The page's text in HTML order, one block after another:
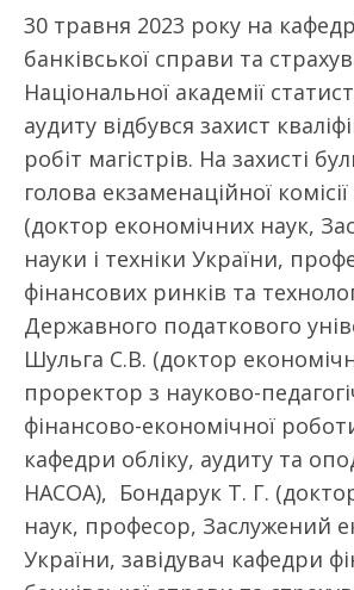
30 травня 2023 року на
банківської справи та
Національної академії
аудиту відбувся захист
робіт магістрів. На захисті
голова екзаменаційної
(доктор економічних наук,
науки і техніки України,
фінансових ринків та
Державного податкового
Шульга С.В. (доктор
проректор з науково-
фінансово-економічної
кафедри обліку, аудиту та
НАСОА), Бондарук Т. Г.
наук, професор, Заслужений
України, завідувач кафедри